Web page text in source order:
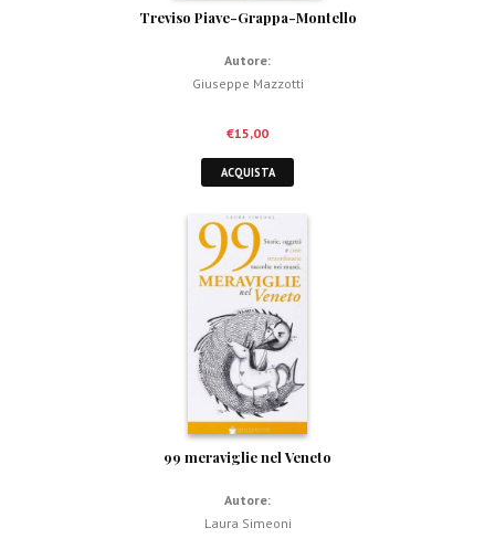
Treviso Piave-Grappa-Montello
Autore:
Giuseppe Mazzotti
€15,00
ACQUISTA
99 meraviglie nel Veneto
Autore:
Laura Simeoni